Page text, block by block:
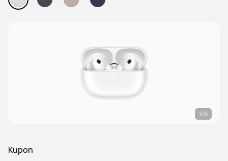
1/6
Kupon